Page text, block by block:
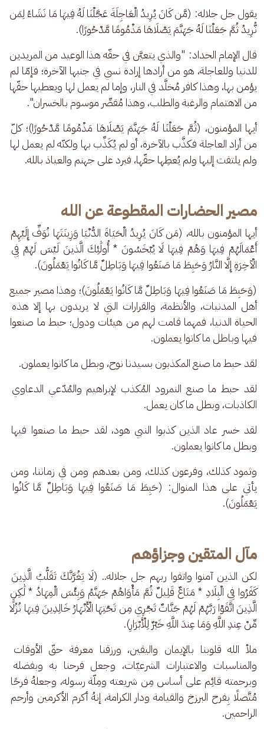
يقول جل جلاله: (مَّن كَانَ يُرِيدُ الْعَاجِلَةَ عَجَّلْنَا لَهُ فِيهَا مَا نَشَاءُ لِمَن
نُّرِيدُ ثُمَّ جَعَلْنَا لَهُ جَهَنَّمَ يَصْلَاهَا مَذْمُومًا مَّدْحُورًا).
قال الإمام الحداد: "والذي يتعيَّن في حقّه هذا الوعيد من المريدين
للدنيا وللعاجلة، هو من أرادها إرادة نسي في جنبها الآخرة؛ فإمّا لم
يؤمن بها، وهذا كافر مُخلَّد في النار، وإما لم يعمل لها ويعطيها حقّها
من الاهتمام والرغبة والطلب، وهذا مُقصِّر موسوم بالخسران".
أيها المؤمنون، (ثُمَّ جَعَلْنَا لَهُ جَهَنَّمَ يَصْلَاهَا مَذْمُومًا مَّدْحُورًا)؛ كلّ
من أراد العاجلة فكذَّب بالآخرة، أو لم يُكَذِّب بها ولكنّه لم يعمل لها
ولم يلتفت إليها ولم يُعطِها حقّها، فيرد على جهنم والعياذ بالله.
مصير الحضارات المقطوعة عن الله
أيها المؤمنون بالله، (مَن كَانَ يُرِيدُ الْحَيَاةَ الدُّنْيَا وَزِينَتَهَا نُوَفِّ إِلَيْهِمْ
أَعْمَالَهُمْ فِيهَا وَهُمْ فِيهَا لَا يُبْخَسُونَ * أُولَٰئِكَ الَّذينَ لَيْسَ لَهُمْ فِي
الْآخِرَةِ إِلَّا النَّارُ وَحَبِطَ مَا صَنَعُوا فِيهَا وَبَاطِلٌ مَّا كَانُوا يَعْمَلُونَ).
(وَحَبِطَ مَا صَنَعُوا فِيهَا وَبَاطِلٌ مَّا كَانُوا يَعْمَلُونَ)؛ وهذا مصير جميع
أهل المدنيات، والأنظمة، والقرارات التي لا يريدون بها إلا هذه
الحياة الدنيا، فمهما قامت لهم من هيئات ودول؛ حبط ما صنعوا
فيها وباطل ما كانوا يعملون.
لقد حبط ما صنع المكذبون بسيدنا نوح، وبطل ما كانوا يعملون.
لقد حبط ما صنع النمرود المُكذب لإبراهيم والمُدّعي الدعاوي
الكاذبات، وبطل ما كان يعمل.
لقد خسر عاد الذين كذبوا النبي هود، لقد حبط ما صنعوا فيها
وبطل ما كانوا يعملون.
وثمود كذلك، وفرعون كذلك، ومن بعدهم ومن في زماننا، ومن
يأتي على هذا المنوال: (حَبِطَ مَا صَنَعُوا فِيهَا وَبَاطِلٌ مَّا كَانُوا
يَعْمَلُونَ).
مآل المتقين وجزاؤهم
لكن الذين آمنوا واتقوا ربهم جل جلاله.. (لَا يَغُرَّنَّكَ تَقَلُّبُ الَّذِينَ
كَفَرُوا فِي الْبِلَادِ * مَتَاعٌ قَلِيلٌ ثُمَّ مَأْوَاهُمْ جَهَنَّمُ وَبِئْسَ الْمِهَادُ * لَٰكِنِ
الَّذِينَ اتَّقَوْا رَبَّهُمْ لَهُمْ جَنَّاتٌ تَجْرِي مِن تَحْتِهَا الْأَنْهَارُ خَالِدِينَ فِيهَا نُزُلًا
مِّنْ عِندِ اللَّهِ وَمَا عِندَ اللَّهِ خَيْرٌ لِلْأَبْرَارِ).
ملأ الله قلوبنا بالإيمان واليقين، ورزقنا معرفة حقّ الأوقات
والمناسبات والاعتبارات الشرعيّات، وجعل فرحنا به وبفضله
وبرحمته قائِم على أساس مِن شريعته ومِلّة رسوله، وجعلهُ فرحًا
مُتَّصلًا بِفرح البرزخ والقيامة ودار الكرامة، إنهُ أكرم الأكرمين وأرحم
الراحمين.